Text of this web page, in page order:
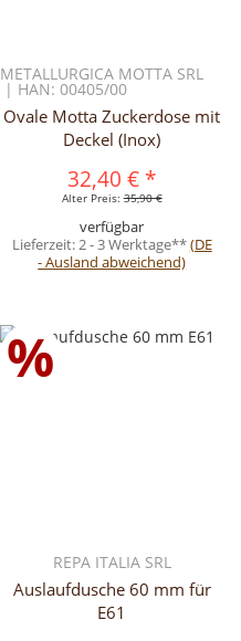
METALLURGICA MOTTA SRL
| HAN: 00405/00
Ovale Motta Zuckerdose mit
Deckel (Inox)
32,40 € *
Alter Preis:35,90 €
verfügbar
Lieferzeit:2 - 3 Werktage**(DE
- Ausland abweichend)
%
REPA ITALIA SRL
Auslaufdusche 60 mm für
E61